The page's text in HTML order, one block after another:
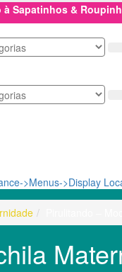
à Sapatinhos &
>Menus->Display